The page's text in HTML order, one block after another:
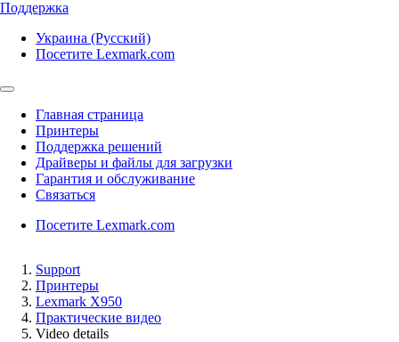
Поддержка
Украина (Русский)
Посетите Lexmark.com
Главная страница
Принтеры
Поддержка решений
Драйверы и файлы для загрузки
Гарантия и обслуживание
Связаться
Посетите Lexmark.com
Support
Принтеры
Lexmark X950
Практические видео
Video details